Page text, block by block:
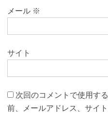
メール ※
サイト
次回のコメントで使用す
前、メールアドレス、サイト